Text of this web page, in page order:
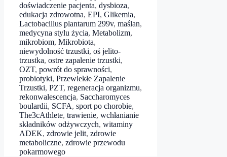
doświadczenie pacjenta, dysbioza,
edukacja zdrowotna, EPI, Glikemia,
Lactobacillus plantarum 299v, maślan,
medycyna stylu życia, Metabolizm,
mikrobiom, Mikrobiota,
niewydolność trzustki, oś jelito-
trzustka, ostre zapalenie trzustki,
OZT, powrót do sprawności,
probiotyki, Przewlekłe Zapalenie
Trzustki, PZT, regeneracja organizmu,
rekonwalescencja, Saccharomyces
boulardii, SCFA, sport po chorobie,
The3cAthlete, trawienie, wchłanianie
składników odżywczych, witaminy
ADEK, zdrowie jelit, zdrowie
metaboliczne, zdrowie przewodu
pokarmowego